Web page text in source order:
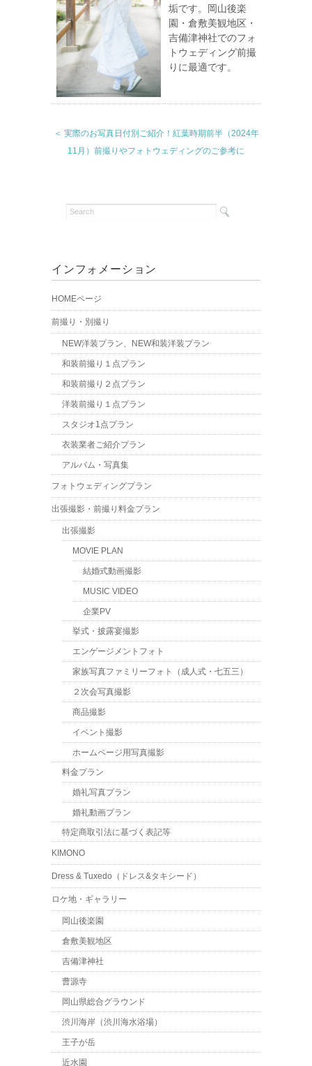
垢です。岡山後楽
園・倉敷美観地区・
吉備津神社でのフォ
トウェディング前撮
りに最適です。
＜ 実際のお写真日付別ご紹介！紅葉時期前半（2024年
11月）前撮りやフォトウェディングのご参考に
インフォメーション
HOMEページ
前撮り・別撮り
NEW洋装プラン、NEW和装洋装プラン
和装前撮り１点プラン
和装前撮り２点プラン
洋装前撮り１点プラン
スタジオ1点プラン
衣装業者ご紹介プラン
アルバム・写真集
フォトウェディングプラン
出張撮影・前撮り料金プラン
出張撮影
MOVIE PLAN
結婚式動画撮影
MUSIC VIDEO
企業PV
挙式・披露宴撮影
エンゲージメントフォト
家族写真ファミリーフォト（成人式・七五三）
２次会写真撮影
商品撮影
イベント撮影
ホームページ用写真撮影
料金プラン
婚礼写真プラン
婚礼動画プラン
特定商取引法に基づく表記等
KIMONO
Dress & Tuxedo（ドレス&タキシード）
ロケ地・ギャラリー
岡山後楽園
倉敷美観地区
吉備津神社
曹源寺
岡山県総合グラウンド
渋川海岸（渋川海水浴場）
王子が岳
近水園